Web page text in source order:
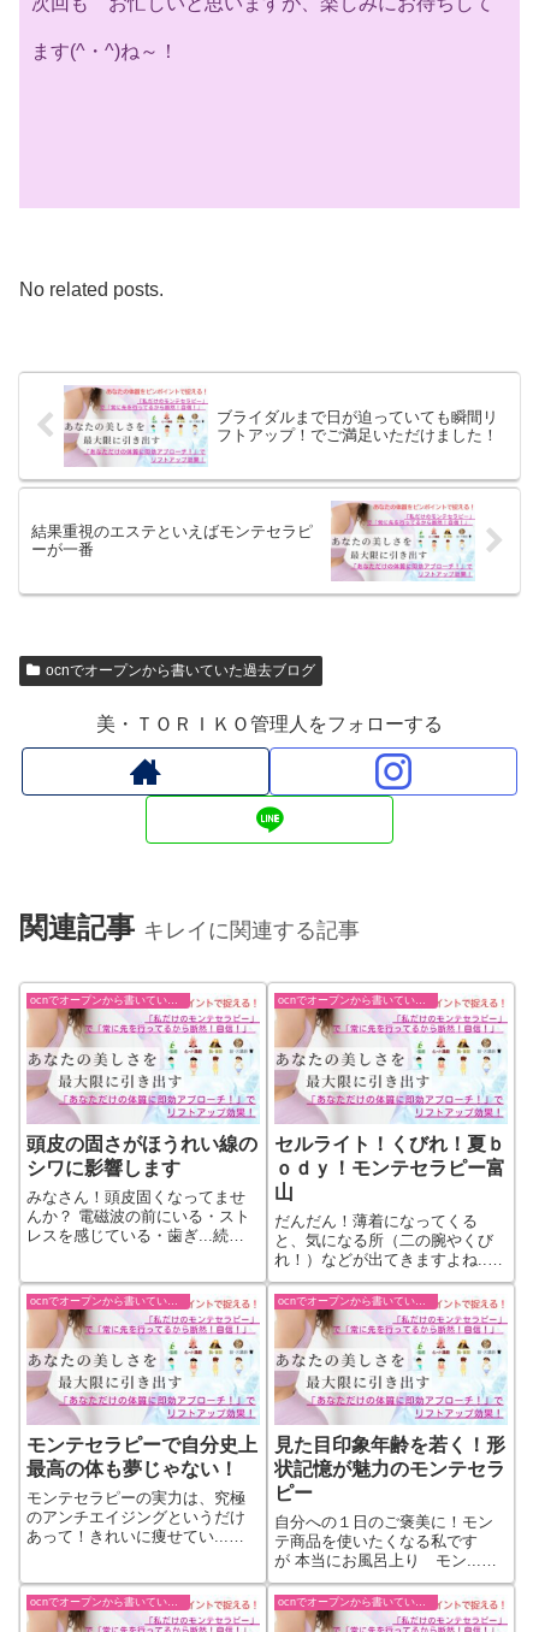
ます(^・^)ね～！
No related posts.
ブライダルまで日が迫っていても瞬間リ
フトアップ！でご満足いただけました！
結果重視のエステといえばモンテセラピ
ーが一番
ocnでオープンから書いていた過去ブログ
美・ＴＯＲＩＫＯ管理人をフォローする
関連記事 キレイに関連する記事
ocnでオープンから書いていた過去ブログ
頭皮の固さがほうれい線の
シワに影響します
みなさん！頭皮固くなってませ
んか？ 電磁波の前にいる・スト
レスを感じている・歯ぎ...続き
ocnでオープンから書いていた過去ブログ
セルライト！くびれ！夏ｂ
ｏｄｙ！モンテセラピー富
山
だんだん！薄着になってくる
と、気になる所（二の腕やくび
れ！）などが出てきますよね...
続きをもっと見る
ocnでオープンから書いていた過去ブログ
モンテセラピーで自分史上
最高の体も夢じゃない！
モンテセラピーの実力は、究極
のアンチエイジングというだけ
あって！きれいに痩せてい...続
ocnでオープンから書いていた過去ブログ
見た目印象年齢を若く！形
状記憶が魅力のモンテセラ
ピー
自分への１日のご褒美に！モン
テ商品を使いたくなる私です
が 本当にお風呂上り モン...続
きをもっと見る
ocnでオープンから書いていた過去ブログ ocnでオープンから書いていた過去ブログ